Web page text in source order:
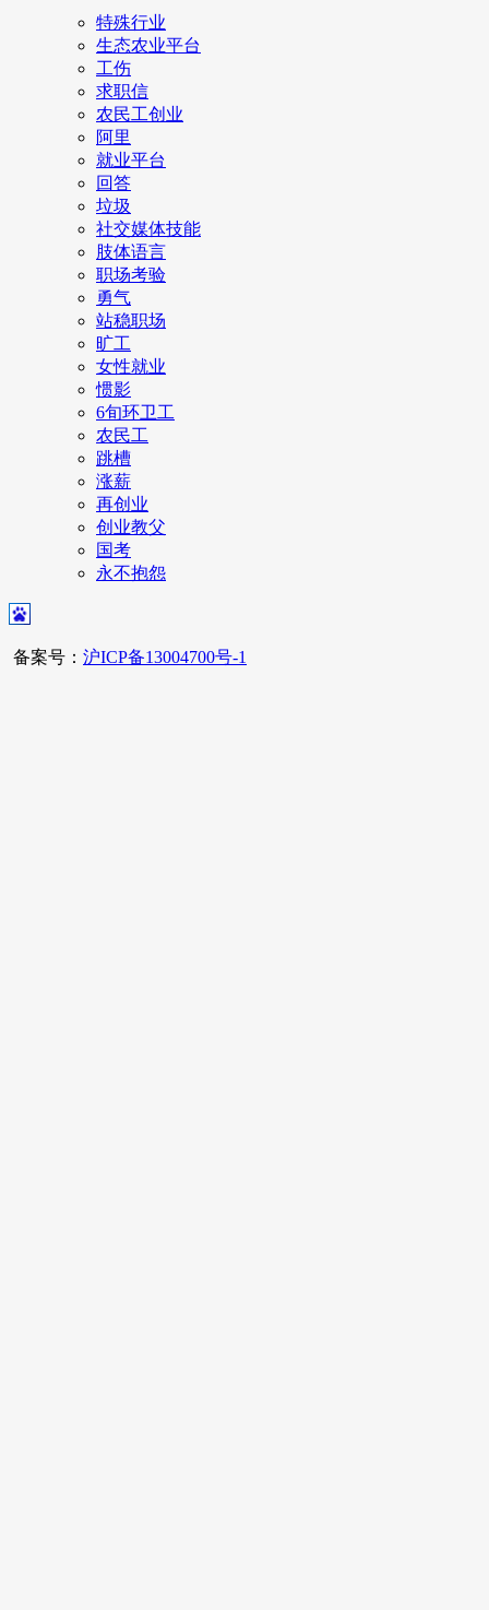
特殊行业
生态农业平台
工伤
求职信
农民工创业
阿里
就业平台
回答
垃圾
社交媒体技能
肢体语言
职场考验
勇气
站稳职场
旷工
女性就业
惯影
6旬环卫工
农民工
跳槽
涨薪
再创业
创业教父
国考
永不抱怨
备案号： 沪ICP备13004700号-1